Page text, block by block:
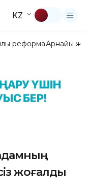
KZ
реформаАрнайы
жоғалды